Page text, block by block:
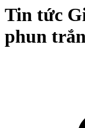
Tin tức
phun